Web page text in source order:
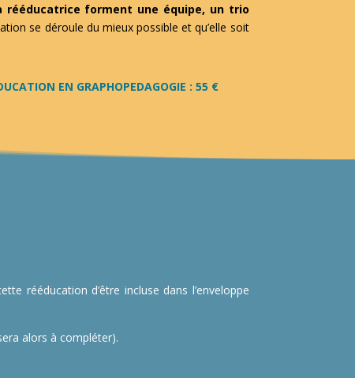
rééducatrice forment une équipe, un trio
se déroule du mieux possible et qu’elle soit
EN GRAPHOPEDAGOGIE : 55 €
rééducation d’être incluse dans l’enveloppe
alors à compléter).